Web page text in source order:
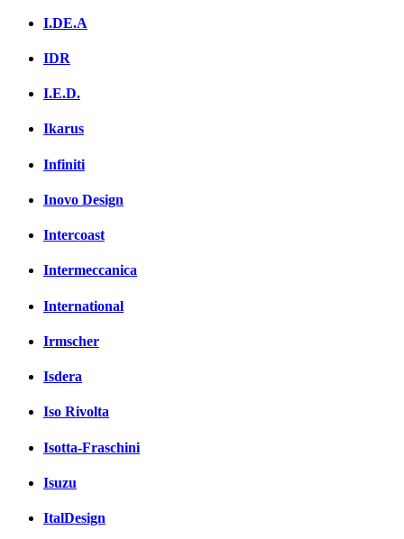
I.DE.A
IDR
I.E.D.
Ikarus
Infiniti
Inovo Design
Intercoast
Intermeccanica
International
Irmscher
Isdera
Iso Rivolta
Isotta-Fraschini
Isuzu
ItalDesign